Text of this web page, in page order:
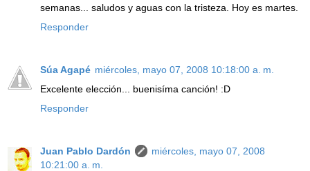
semanas... saludos y aguas con la tristeza. Hoy es martes.
Responder
Súa Agapé miércoles, mayo 07, 2008 10:18:00 a. m.
Excelente elección... buenisíma canción! :D
Responder
Juan Pablo Dardón
miércoles, mayo 07, 2008
10:21:00 a. m.